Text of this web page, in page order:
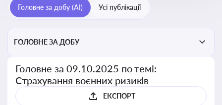
Головне за добу (AI) Усі публікації
ГОЛОВНЕ ЗА ДОБУ
Головне за 09.10.2025 по темі:
Страхування воєнних ризиків
ЕКСПОРТ